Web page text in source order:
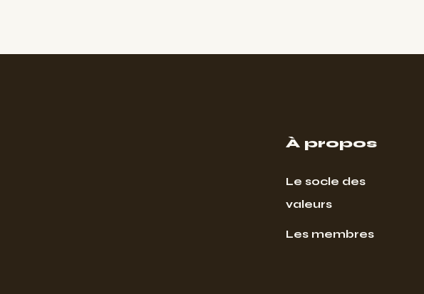
À propos
Le socle des
valeurs
Les membres